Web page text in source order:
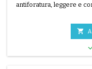
antiforatura, leggere e
ruote originali del
maneggevolezza fluida
passeggino
